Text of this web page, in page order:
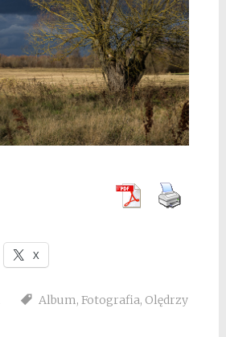
X
Album, Fotografia, Olędrzy